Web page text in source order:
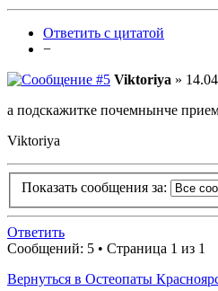
Ответить с цитатой
−
Viktoriya »
а подскажитке почемнынче
Viktoriya
Показать сообщения за:
Ответить
Сообщений: 5 • Страница 1 из 1
Вернуться в Остеопаты